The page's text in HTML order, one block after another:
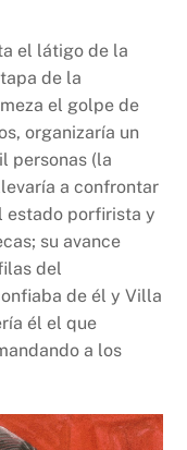
el látigo de la
de la
el golpe de
organizaría un
personas (la
a confrontar
estado porfirista y
su avance
del
de él y Villa
él el que
a los